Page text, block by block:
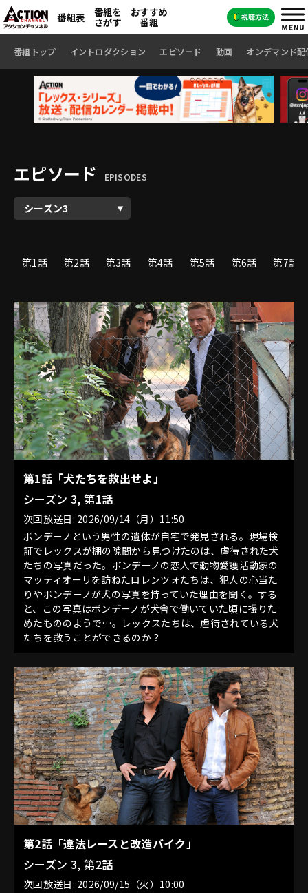
番組表 番組を
さがす
おすすめ
番組
番組トップ イントロダクション エピソード 動画 オンデマンド配
エピソード EPISODES
第1話 第2話 第3話 第4話 第5話 第6話 第7話
第1話「犬たちを救出せよ」
シーズン 3, 第1話
次回放送日: 2026/09/14（月）11:50
ボンデーノという男性の遺体が自宅で発見される。現場検
証でレックスが棚の隙間から見つけたのは、虐待された犬
たちの写真だった。ボンデーノの恋人で動物愛護活動家の
マッティオーリを訪ねたロレンツォたちは、犯人の心当た
りやボンデーノが犬の写真を持っていた理由を聞く。する
と、この写真はボンデーノが犬舎で働いていた頃に撮りた
めたもののようで…。レックスたちは、虐待されている犬
たちを救うことができるのか？
第2話「違法レースと改造バイク」
シーズン 3, 第2話
次回放送日: 2026/09/15（火）10:00